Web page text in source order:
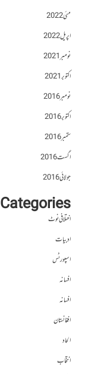
مئی 2022
اپریل 2022
نومبر 2021
اکتوبر 2021
نومبر 2016
اکتوبر 2016
ستمبر 2016
اگست 2016
جولائی 2016
Categories
اختلافی نوٹ
ادبیات
اسپورٹس
افسانہ
افسانہ
افغانستان
الحاد
انتخاب